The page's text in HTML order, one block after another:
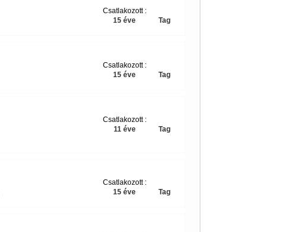
Tag
Csatlakozott :
15 éve
Tag
Csatlakozott :
15 éve
Tag
Csatlakozott :
11 éve
Tag
Csatlakozott :
15 éve